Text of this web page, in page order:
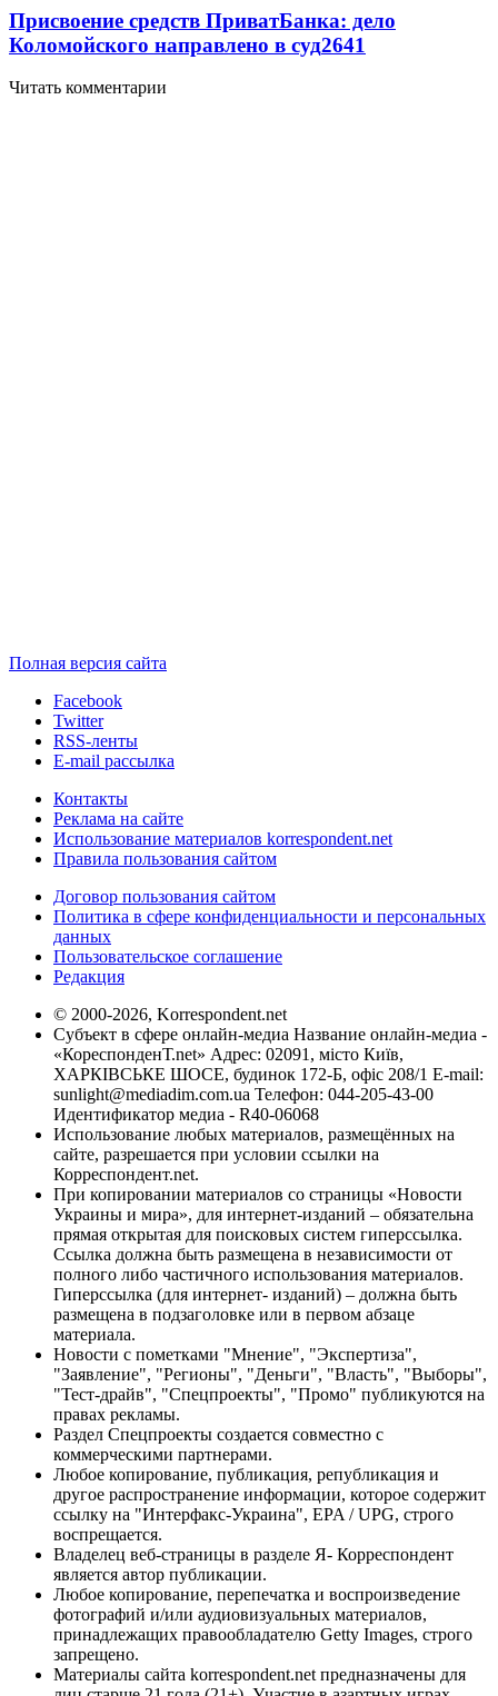
Присвоение средств ПриватБанка: дело
Коломойского направлено в суд2641
Читать комментарии
Полная версия сайта
Facebook
Twitter
RSS-ленты
E-mail рассылка
Контакты
Реклама на сайте
Использование материалов korrespondent.net
Правила пользования сайтом
Договор пользования сайтом
Политика в сфере конфиденциальности и персональных
данных
Пользовательское соглашение
Редакция
© 2000-2026, Korrespondent.net
Субъект в сфере онлайн-медиа Название онлайн-медиа -
«КореспонденТ.net» Адрес: 02091, місто Київ,
ХАРКІВСЬКЕ ШОСЕ, будинок 172-Б, офіс 208/1 E-mail:
sunlight@mediadim.com.ua Телефон: 044-205-43-00
Идентификатор медиа - R40-06068
Использование любых материалов, размещённых на
сайте, разрешается при условии ссылки на
Корреспондент.net.
При копировании материалов со страницы «Новости
Украины и мира», для интернет-изданий – обязательна
прямая открытая для поисковых систем гиперссылка.
Ссылка должна быть размещена в независимости от
полного либо частичного использования материалов.
Гиперссылка (для интернет- изданий) – должна быть
размещена в подзаголовке или в первом абзаце
материала.
Новости с пометками "Мнение", "Экспертиза",
"Заявление", "Регионы", "Деньги", "Власть", "Выборы",
"Тест-драйв", "Спецпроекты", "Промо" публикуются на
правах рекламы.
Раздел Спецпроекты создается совместно с
коммерческими партнерами.
Любое копирование, публикация, републикация и
другое распространение информации, которое содержит
ссылку на "Интерфакс-Украина", EPA / UPG, строго
воспрещается.
Владелец веб-страницы в разделе Я- Корреспондент
является автор публикации.
Любое копирование, перепечатка и воспроизведение
фотографий и/или аудиовизуальных материалов,
принадлежащих правообладателю Getty Images, строго
запрещено.
Материалы сайта korrespondent.net предназначены для